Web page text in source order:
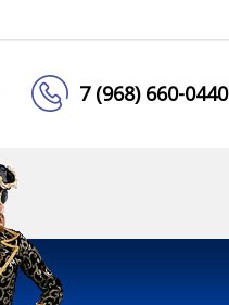
7 (968) 660-0440